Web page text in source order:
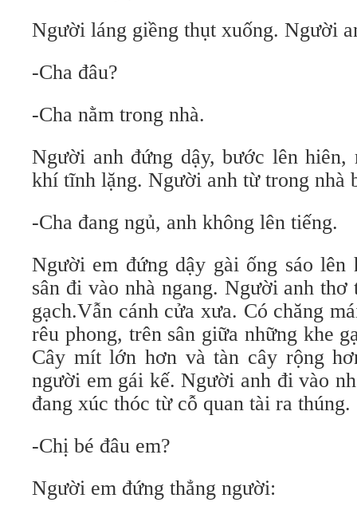
Người láng giềng thụt xuống. Người
-Cha đâu?
-Cha nằm trong nhà.
Người anh đứng dậy, bước lên hiên,
khí tĩnh lặng. Người anh từ trong nhà
-Cha đang ngủ, anh không lên tiếng.
Người em đứng dậy gài ống sáo lên
sân đi vào nhà ngang. Người anh thơ
gạch.Vẫn cánh cửa xưa. Có chăng
rêu phong, trên sân giữa những khe
Cây mít lớn hơn và tàn cây rộng
người em gái kế. Người anh đi vào
đang xúc thóc từ cỗ quan tài ra thúng.
-Chị bé đâu em?
Người em đứng thẳng người: